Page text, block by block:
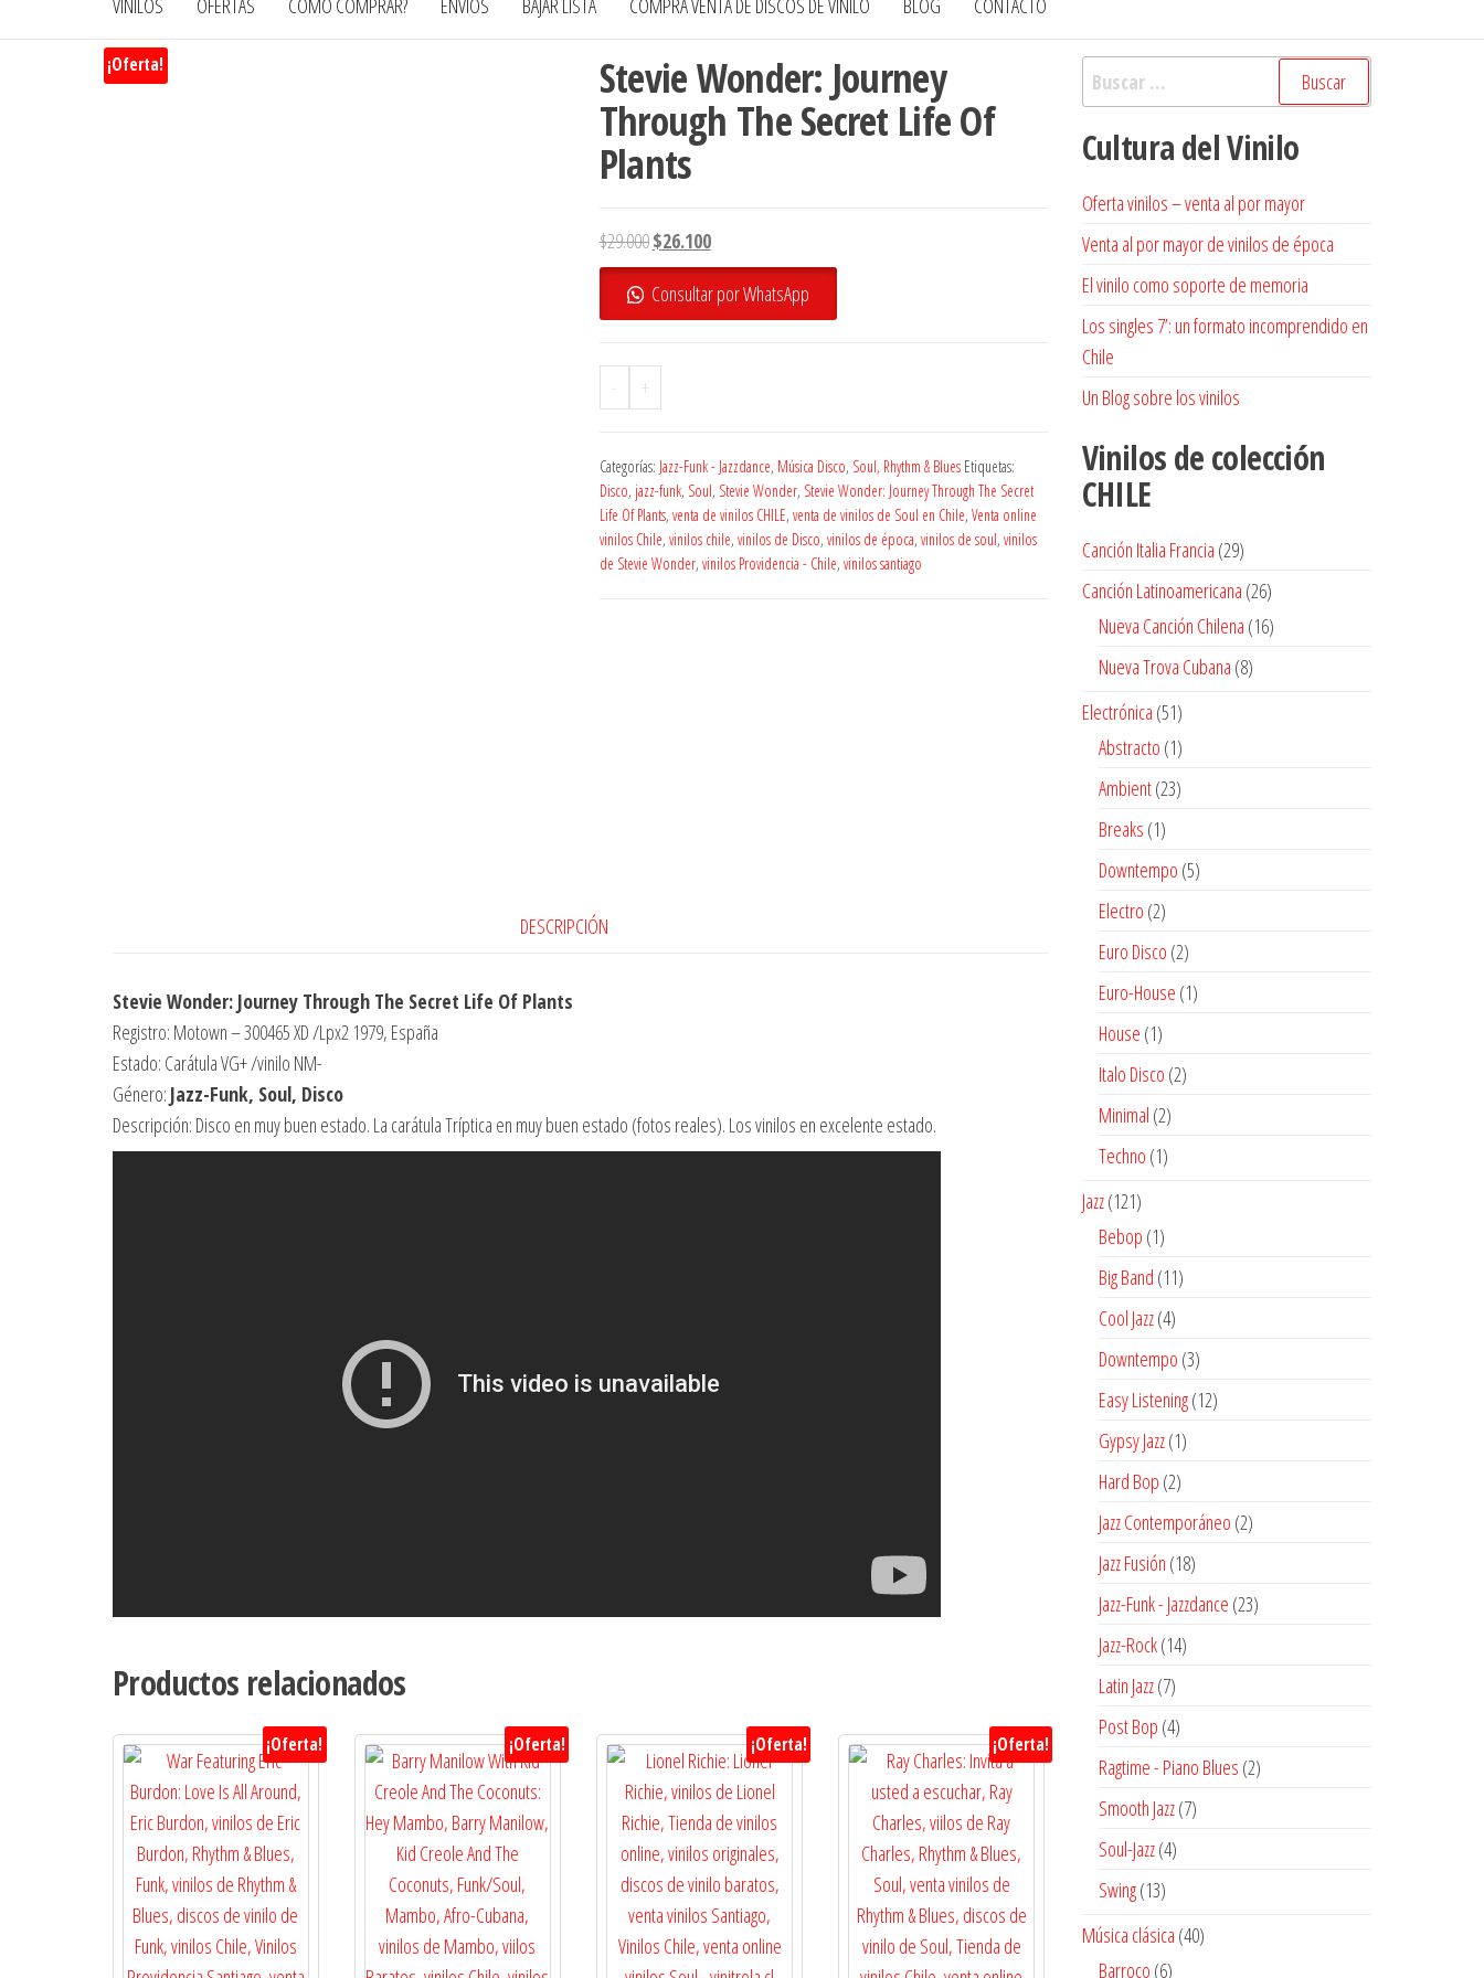
VINILOS OFERTAS CÓMO COMPRAR? ENVÍOS BAJAR LISTA COMPRA VENTA DE DISCOS DE VINILO BLOG CONTACTO
¡Oferta! Stevie Wonder: Journey
Through The Secret Life Of
Plants
$29.000El
precio
original
$29.000.
$26.100El
precio
actual
Consultar por WhatsApp
- +
Categorías: Jazz-Funk - Jazzdance, Música Disco, Soul, Rhythm & Blues Etiquetas:
Disco, jazz-funk, Soul, Stevie Wonder, Stevie Wonder: Journey Through The Secret
Life Of Plants, venta de vinilos CHILE, venta de vinilos de Soul en Chile, Venta online
vinilos Chile, vinilos chile, vinilos de Disco, vinilos de época, vinilos de soul, vinilos
de Stevie Wonder, vinilos Providencia - Chile, vinilos santiago
DESCRIPCIÓN
Stevie Wonder: Journey Through The Secret Life Of Plants
Registro: Motown – 300465 XD /Lpx2 1979, España
Estado: Carátula VG+ /vinilo NM-
Género: Jazz-Funk, Soul, Disco
Descripción: Disco en muy buen estado. La carátula Tríptica en muy buen estado (fotos reales). Los vinilos en excelente estado.
Productos relacionados
¡Oferta! ¡Oferta! ¡Oferta! ¡Oferta!
Buscar:
Cultura del Vinilo
Oferta vinilos – venta al por mayor
Venta al por mayor de vinilos de época
El vinilo como soporte de memoria
Los singles 7’: un formato incomprendido en
Chile
Un Blog sobre los vinilos
Vinilos de colección
CHILE
Canción Italia Francia 2929
productos
Canción Latinoamericana 2626
productos
Nueva Canción Chilena 1616
Nueva Trova Cubana 88
Electrónica 5151
productos
Abstracto 11
producto
Ambient 2323
Breaks 11
producto
Downtempo 55
Electro 22
productos
Euro Disco 22
productos
Euro-House 11
House 11
producto
Italo Disco 22
Minimal 22
productos
Techno 11
Jazz 121121
productos
Bebop 11
producto
Big Band 1111
Cool Jazz 44
productos
Downtempo 33
productos
Easy Listening 1212
Gypsy Jazz 11
Hard Bop 22
productos
Jazz Contemporáneo 22
Jazz Fusión 1818
productos
Jazz-Funk - Jazzdance 2323
Jazz-Rock 1414
Latin Jazz 77
productos
Post Bop 44
productos
Ragtime - Piano Blues 22
Smooth Jazz 77
Soul-Jazz 44
Swing 1313
Música clásica 4040
Barroco 66